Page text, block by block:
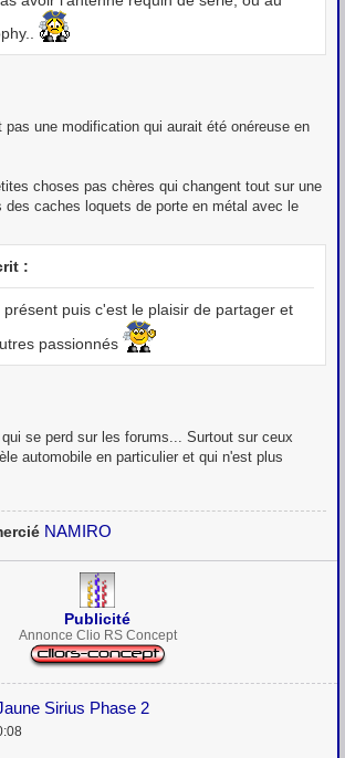
pas une modification qui aurait été onéreuse en
choses pas chères qui changent tout sur une
des caches loquets de porte en métal avec le
:
puis c'est le plaisir de partager et
passionnés
se perd sur les forums... Surtout sur ceux
automobile en particulier et qui n'est plus
NAMIRO
Publicité
Annonce Clio RS Concept
Sirius Phase 2